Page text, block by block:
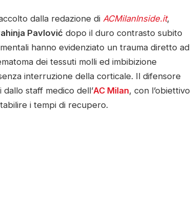
dalla redazione di ACMilanInside.it,
Pavlović dopo il duro contrasto subito
hanno evidenziato un trauma diretto ad
dei tessuti molli ed imbibizione
interruzione della corticale. Il difensore
staff medico dell’AC Milan, con l’obiettivo
i tempi di recupero.